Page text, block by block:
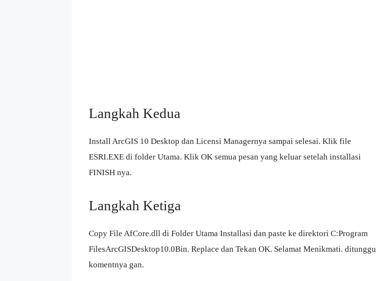
Langkah Kedua
Install ArcGIS 10 Desktop dan Licensi Managernya sampai selesai. Klik file
ESRI.EXE di folder Utama. Klik OK semua pesan yang keluar setelah installasi
FINISH nya.
Langkah Ketiga
Copy File AfCore.dll di Folder Utama Installasi dan paste ke direktori C:Program
FilesArcGISDesktop10.0Bin. Replace dan Tekan OK. Selamat Menikmati. ditunggu
komentnya gan.